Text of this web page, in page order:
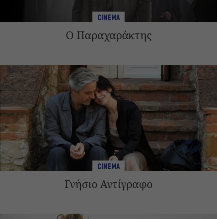
CINEMA
Ο Παραχαράκτης
CINEMA
Γνήσιο Αντίγραφο